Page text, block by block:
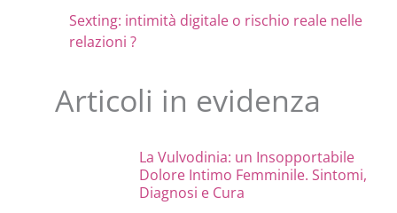
Sexting: intimità digitale o rischio reale nelle
relazioni ?
Articoli in evidenza
La Vulvodinia: un Insopportabile
Dolore Intimo Femminile. Sintomi,
Diagnosi e Cura